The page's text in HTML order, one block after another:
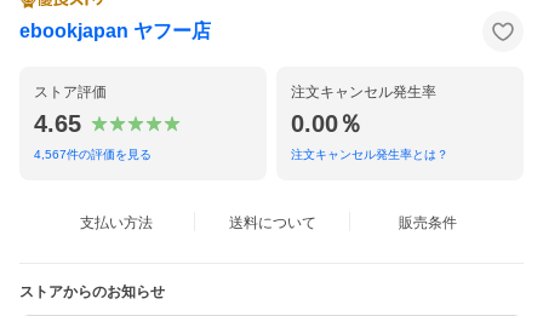
ebookjapan ヤフー店
ストア評価
4.65
4,567件の評価を見る
注文キャンセル発生率
0.00％
注文キャンセル発生率とは？
支払い方法 送料について 販売条件
ストアからのお知らせ